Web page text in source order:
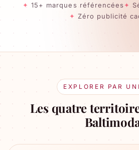
15+ marques référencées
Zéro publicité
EXPLORER PAR
Les quatre